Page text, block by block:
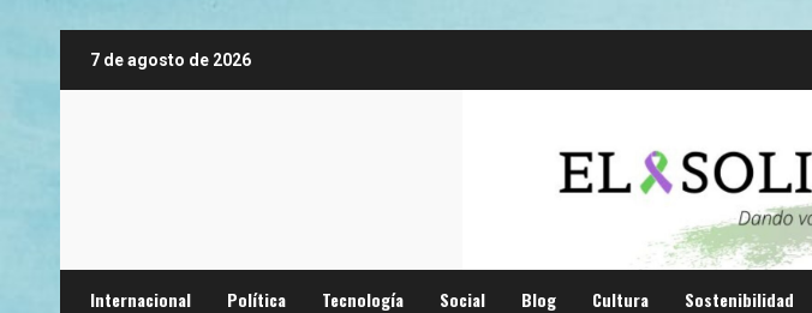
7 de agosto de 2026
Internacional Política Tecnología Social Blog Cultura Sostenibilidad